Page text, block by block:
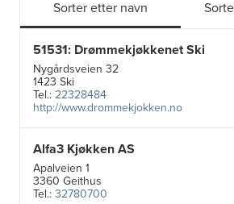
Sorter etter navn
51531: Drømmekjøkkenet Ski
Nygårdsveien 32
1423 Ski
Tel.:22328484
http://www.drommekjokken.no
Alfa3 Kjøkken AS
Apalveien 1
3360 Geithus
Tel.:32780700